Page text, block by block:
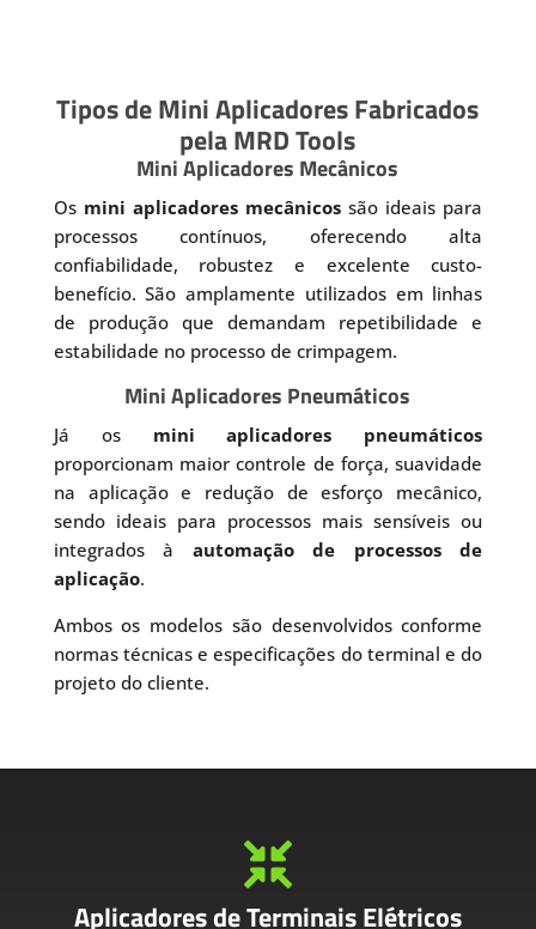
Tipos de Mini Aplicadores Fabricados
pela MRD Tools
Mini Aplicadores Mecânicos
Os mini aplicadores mecânicos são ideais para
processos contínuos, oferecendo alta
confiabilidade, robustez e excelente custo-
benefício. São amplamente utilizados em linhas
de produção que demandam repetibilidade e
estabilidade no processo de crimpagem.
Mini Aplicadores Pneumáticos
Já os mini aplicadores pneumáticos
proporcionam maior controle de força, suavidade
na aplicação e redução de esforço mecânico,
sendo ideais para processos mais sensíveis ou
integrados à automação de processos de
aplicação.
Ambos os modelos são desenvolvidos conforme
normas técnicas e especificações do terminal e do
projeto do cliente.

Aplicadores de Terminais Elétricos